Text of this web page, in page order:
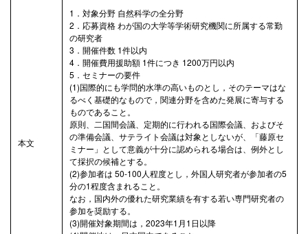
本文
1．対象分野 自然科学の全分野
2．応募資格 わが国の大学等学術研究機関に所属する常勤
の研究者
3．開催件数 1件以内
4．開催費用援助額 1件につき 1200万円以内
5．セミナーの要件
(1)国際的にも学問的水準の高いものとし，そのテーマはな
るべく基礎的なもので，関連分野を含めた発展に寄与する
ものであること。
原則、二国間会議、定期的に行われる国際会議、およびそ
の準備会議、サテライト会議は対象としないが、「藤原セ
ミナー」として意義が十分に認められる場合は、例外とし
て採択の候補とする。
(2)参加者は 50-100人程度とし，外国人研究者が参加者の5
分の1程度含まれること。
なお，国内外の優れた研究業績を有する若い専門研究者の
参加を奨励する。
(3)開催対象期間は，2023年1月1日以降